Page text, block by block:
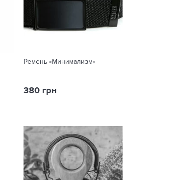
Ремень «Минимализм»
380 грн